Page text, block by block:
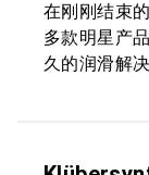
在刚刚结束
多款明星产
久的润滑解决